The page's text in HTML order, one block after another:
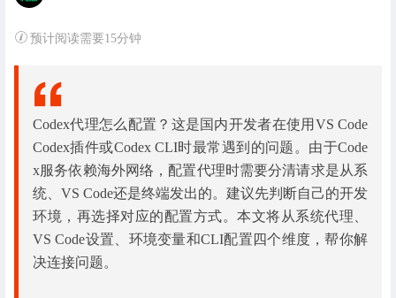
预计阅读需要15分钟
Codex代理怎么配置？这是国内开发者在使用VS Code
Codex插件或Codex CLI时最常遇到的问题。由于Code
x服务依赖海外网络，配置代理时需要分清请求是从系
统、VS Code还是终端发出的。建议先判断自己的开发
环境，再选择对应的配置方式。本文将从系统代理、
VS Code设置、环境变量和CLI配置四个维度，帮你解
决连接问题。